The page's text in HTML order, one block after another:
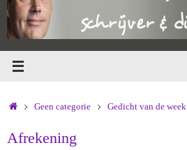
HomeGeen categorie Gedicht van de week
Afrekening